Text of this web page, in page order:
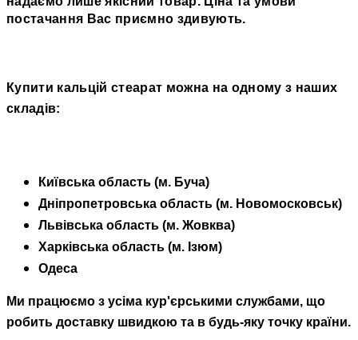
постачання Вас приємно здивують.
Купити кальцій стеарат можна на одному з наших
складів:
Київська область (м. Буча)
Дніпропетровська область (м. Новомосковськ)
Львівська область (м. Жовква)
Харківська область (м. Ізюм)
Одеса
Ми працюємо з усіма кур'єрськими службами, що
робить доставку швидкою та в будь-яку точку країни.